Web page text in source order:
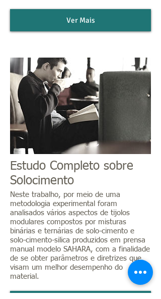
Ver Mais
Estudo Completo sobre
Solocimento
Neste trabalho, por meio de uma
metodologia experimental foram
analisados vários aspectos de tijolos
modulares compostos por misturas
binárias e ternárias de solo-cimento e
solo-cimento-silica produzidos em prensa
manual modelo SAHARA, com a finalidade
de se obter parâmetros e diretrizes que
visam um melhor desempenho do
material.